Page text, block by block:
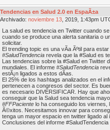
Tendencias en Salud 2.0 en EspaÃ±a
Archivado: noviembre 13 , 2019, 1:43pm
La salud es tendencia en Twitter cuando
cuando se produce una alerta sanitaria o
solicitar.
El trending topic es una vÃ­a Ãºtil para
#SaludTendencia revela que la #Salud es
Las tendencias sobre la #Salud en Twitter
mundiales. El informe #SaludTendencia
estÃ¡n ligados a estos dÃ­as.
El 25% de los hashtags analizados en el
pertenecen a congresos del sector. Es
es necesario DIVERSIFICAR. Hay que
conseguir que la Salud sea tendencia
#FFPaciente lo ha conseguido los viernes,
Ã©xitos. Necesitamos innovar para
tenga un mayor espacio en twitter ligado al
Conclusiones del informe #SaludTendencia